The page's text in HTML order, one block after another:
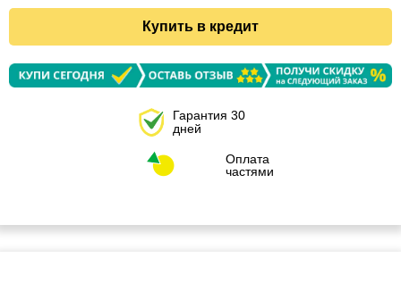
Купить в кредит
Гарантия 30
дней
Оплата
частями